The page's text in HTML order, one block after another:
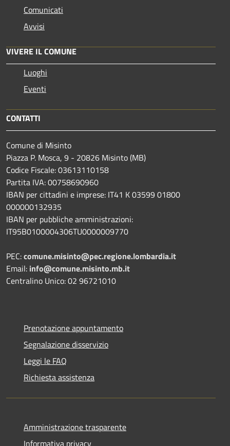
Comunicati
Avvisi
VIVERE IL COMUNE
Luoghi
Eventi
CONTATTI
Comune di Misinto
Piazza P. Mosca, 9 - 20826 Misinto (MB)
Codice Fiscale: 03613110158
Partita IVA: 00758690960
IBAN per cittadini e imprese: IT41 K 03599 01800
000000132935
IBAN per pubbliche amministrazioni:
IT95B0100004306TU0000009770
PEC:comune.misinto@pec.regione.lombardia.it
Email: info@comune.misinto.mb.it
Centralino Unico: 02 96721010
Prenotazione appuntamento
Segnalazione disservizio
Leggi le FAQ
Richiesta assistenza
Amministrazione trasparente
Informativa privacy